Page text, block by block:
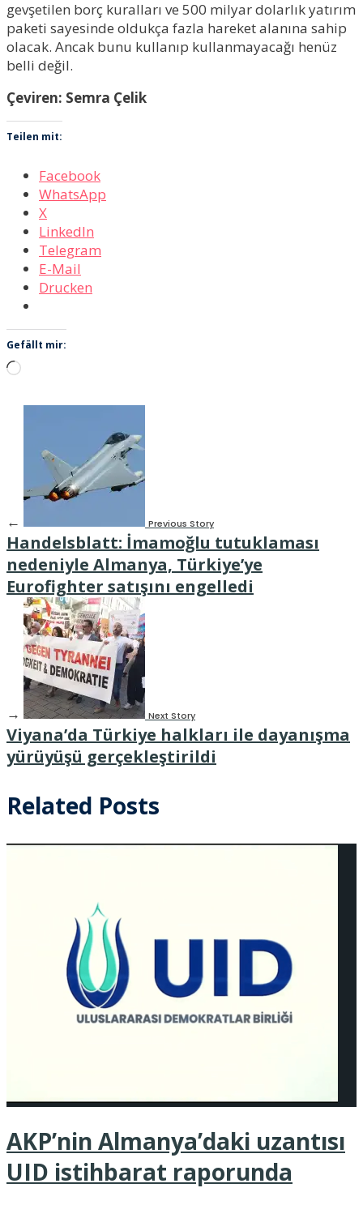
gevşetilen borç kuralları ve 500 milyar dolarlık yatırım
paketi sayesinde oldukça fazla hareket alanına sahip
olacak. Ancak bunu kullanıp kullanmayacağı henüz
belli değil.
Çeviren: Semra Çelik
Teilen mit:
Facebook
WhatsApp
X
LinkedIn
Telegram
E-Mail
Drucken
Gefällt mir:
Wird
← Previous Story
Handelsblatt: İmamoğlu tutuklaması
nedeniyle Almanya, Türkiye’ye
Eurofighter satışını engelledi
→ Next Story
Viyana’da Türkiye halkları ile dayanışma
yürüyüşü gerçekleştirildi
Related Posts
AKP’nin Almanya’daki uzantısı
UID istihbarat raporunda